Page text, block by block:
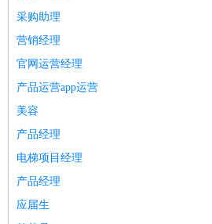
采购助理
营销经理
官网运营经理
产品运营app运营
美容
产品经理
电梯项目经理
产品经理
应届生